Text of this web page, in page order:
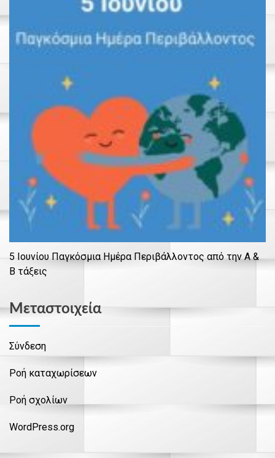
5 Ιουνίου Παγκόσμια Ημέρα Περιβάλλοντος από την Α &
Β τάξεις
Μεταστοιχεία
Σύνδεση
Ροή καταχωρίσεων
Ροή σχολίων
WordPress.org